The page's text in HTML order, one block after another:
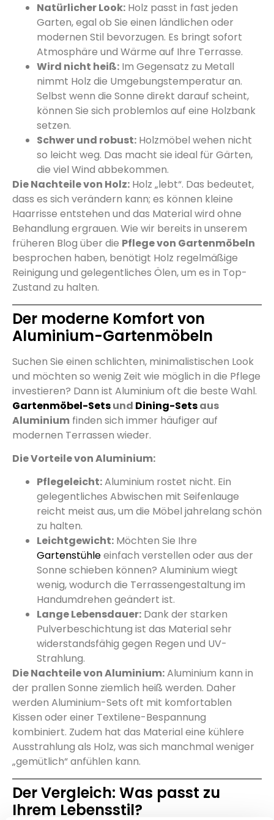
Natürlicher Look: Holz passt in fast jeden
Garten, egal ob Sie einen ländlichen oder
modernen Stil bevorzugen. Es bringt sofort
Atmosphäre und Wärme auf Ihre Terrasse.
Wird nicht heiß: Im Gegensatz zu Metall
nimmt Holz die Umgebungstemperatur an.
Selbst wenn die Sonne direkt darauf scheint,
können Sie sich problemlos auf eine Holzbank
setzen.
Schwer und robust: Holzmöbel wehen nicht
so leicht weg. Das macht sie ideal für Gärten,
die viel Wind abbekommen.
Die Nachteile von Holz: Holz „lebt“. Das bedeutet,
dass es sich verändern kann; es können kleine
Haarrisse entstehen und das Material wird ohne
Behandlung ergrauen. Wie wir bereits in unserem
früheren Blog über die Pflege von Gartenmöbeln
besprochen haben, benötigt Holz regelmäßige
Reinigung und gelegentliches Ölen, um es in Top-
Zustand zu halten.
Der moderne Komfort von
Aluminium-Gartenmöbeln
Suchen Sie einen schlichten, minimalistischen Look
und möchten so wenig Zeit wie möglich in die Pflege
investieren? Dann ist Aluminium oft die beste Wahl.
Gartenmöbel-Setsund Dining-Setsaus
Aluminium finden sich immer häufiger auf
modernen Terrassen wieder.
Die Vorteile von Aluminium:
Pflegeleicht:Aluminium rostet nicht. Ein
gelegentliches Abwischen mit Seifenlauge
reicht meist aus, um die Möbel jahrelang schön
zu halten.
Leichtgewicht: Möchten Sie Ihre
Gartenstühleeinfach verstellen oder aus der
Sonne schieben können? Aluminium wiegt
wenig, wodurch die Terrassengestaltung im
Handumdrehen geändert ist.
Lange Lebensdauer: Dank der starken
Pulverbeschichtung ist das Material sehr
widerstandsfähig gegen Regen und UV-
Strahlung.
Die Nachteile von Aluminium:Aluminium kann in
der prallen Sonne ziemlich heiß werden. Daher
werden Aluminium-Sets oft mit komfortablen
Kissen oder einer Textilene-Bespannung
kombiniert. Zudem hat das Material eine kühlere
Ausstrahlung als Holz, was sich manchmal weniger
„gemütlich“ anfühlen kann.
Der Vergleich: Was passt zu
Ihrem Lebensstil?